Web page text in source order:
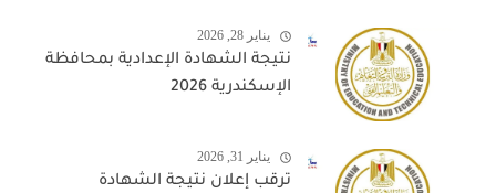
يناير 28, 2026
نتيجة الشهادة الإعدادية بمحافظة
الإسكندرية 2026
يناير 31, 2026
ترقب إعلان نتيجة الشهادة